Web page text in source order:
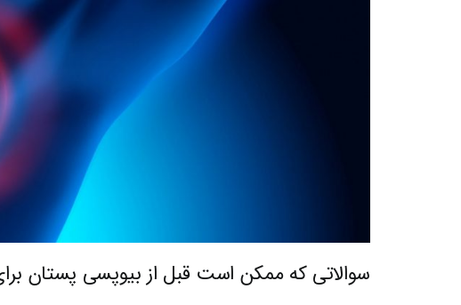
سوالاتی که ممکن است قبل از بیوپسی پستان